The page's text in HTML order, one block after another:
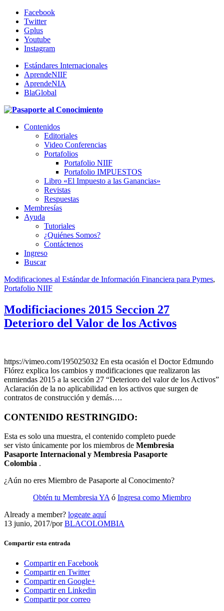
Facebook
Twitter
Gplus
Youtube
Instagram
Estándares Internacionales
AprendeNIIF
AprendeNIA
BlaGlobal
Contenidos
Editoriales
Video Conferencias
Portafolios
Portafolio NIIF
Portafolio IMPUESTOS
Libro «El Impuesto a las Ganancias»
Revistas
Respuestas
Membresías
Ayuda
Tutoriales
¿Quiénes Somos?
Contáctenos
Ingreso
Buscar
Modificaciones al Estándar de Información Financiera para Pymes,
Portafolio NIIF
Modificiaciones 2015 Seccion 27
Deterioro del Valor de los Activos
https://vimeo.com/195025032 En esta ocasión el Doctor Edmundo
Flórez explica los cambios y modificaciones que realizaron las
enmiendas 2015 a la sección 27 “Deterioro del valor de los Activos”
Aclaración de la no aplicabilidad en los activos que surgen de
contratos de construcción y demás….
CONTENIDO RESTRINGIDO:
Esta es solo una muestra, el contenido completo puede
ser visto únicamente por los miembros de Membresia
Pasaporte Internacional y Membresia Pasaporte
Colombia .
¿Aún no eres Miembro de Pasaporte al Conocimento?
Obtén tu Membresia YA ó Ingresa como Miembro
Already a member? logeate aquí
13 junio, 2017/porBLACOLOMBIA
Compartir esta entrada
Compartir en Facebook
Compartir en Twitter
Compartir en Google+
Compartir en Linkedin
Compartir por correo